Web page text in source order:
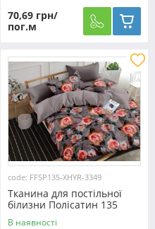
70,69 грн/
пог.м
code: FFSP135-XHYR-3349
Тканина для постільної
білизни Полісатин 135
SP135-XHYR-3349 (60м)
В наявності